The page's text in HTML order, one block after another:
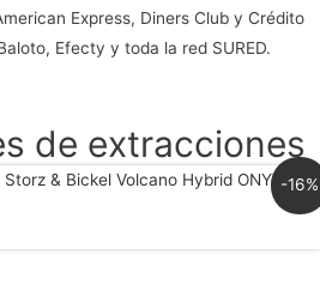
Express, Diners Club y Crédito
Efecty y toda la red SURED.
de extracciones
-16%